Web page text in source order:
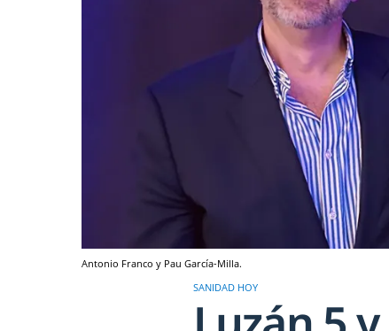
Antonio Franco y Pau García-Milla.
SANIDAD HOY